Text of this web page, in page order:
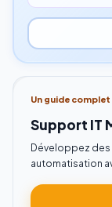
Un guide
Support IT
Développez
automatisation